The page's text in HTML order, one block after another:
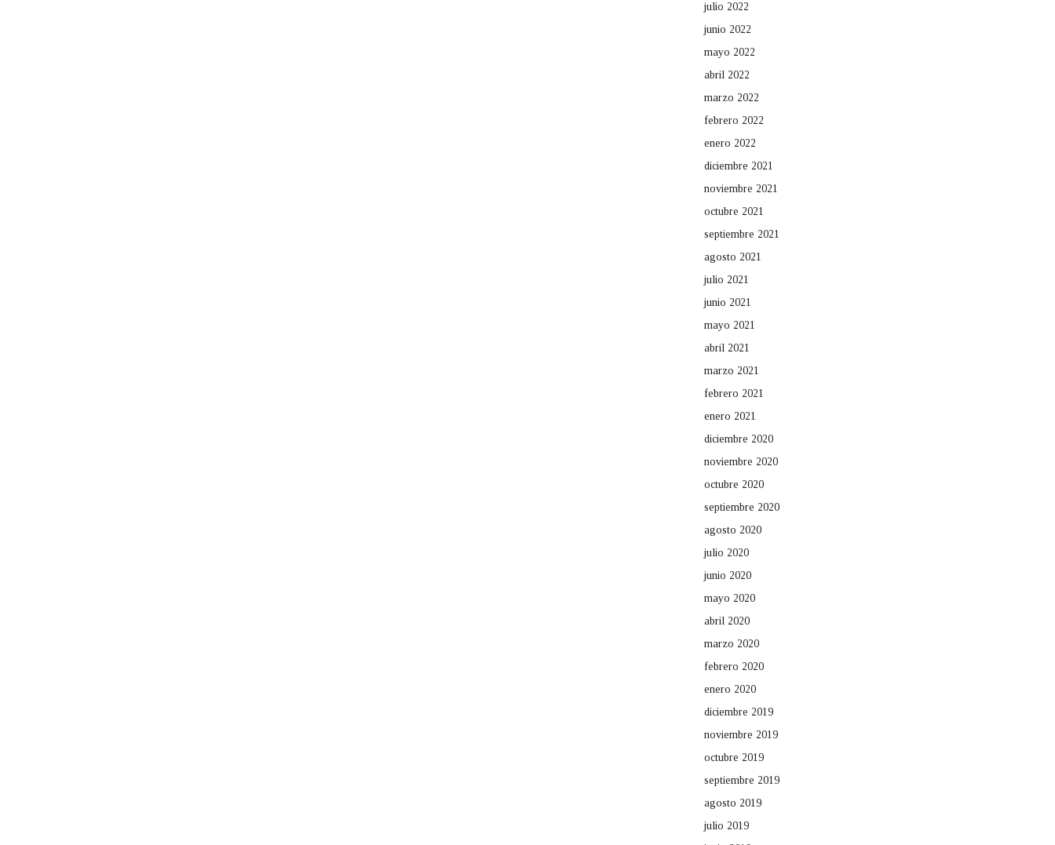
julio 2022
junio 2022
mayo 2022
abril 2022
marzo 2022
febrero 2022
enero 2022
diciembre 2021
noviembre 2021
octubre 2021
septiembre 2021
agosto 2021
julio 2021
junio 2021
mayo 2021
abril 2021
marzo 2021
febrero 2021
enero 2021
diciembre 2020
noviembre 2020
octubre 2020
septiembre 2020
agosto 2020
julio 2020
junio 2020
mayo 2020
abril 2020
marzo 2020
febrero 2020
enero 2020
diciembre 2019
noviembre 2019
octubre 2019
septiembre 2019
agosto 2019
julio 2019